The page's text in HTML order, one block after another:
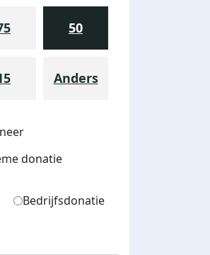
50
Anders
donatie
Bedrijfsdonatie